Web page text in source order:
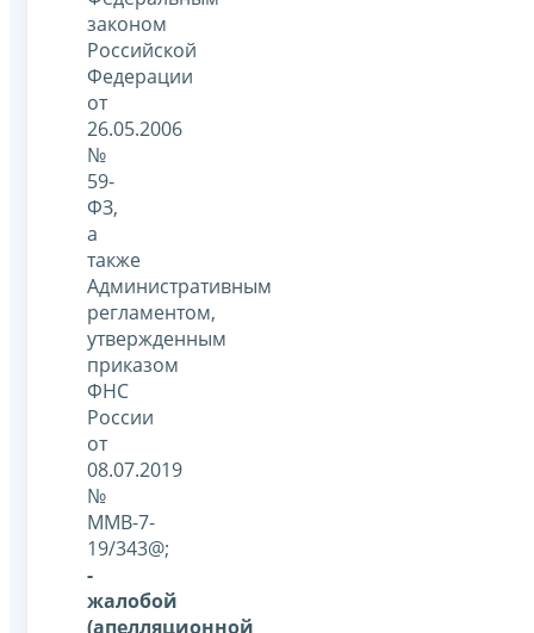
законом
Российской
Федерации
от
26.05.2006
№
59-
ФЗ,
а
также
Административным
регламентом,
утвержденным
приказом
ФНС
России
от
08.07.2019
№
ММВ-7-
19/343@;
-
жалобой
(апелляционной